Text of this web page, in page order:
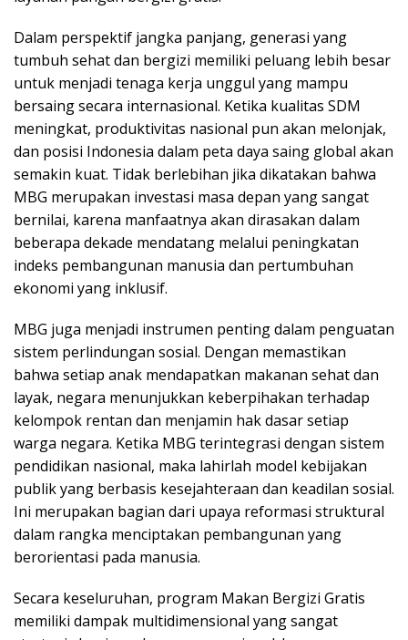
Dalam perspektif jangka panjang, generasi yang
tumbuh sehat dan bergizi memiliki peluang lebih besar
untuk menjadi tenaga kerja unggul yang mampu
bersaing secara internasional. Ketika kualitas SDM
meningkat, produktivitas nasional pun akan melonjak,
dan posisi Indonesia dalam peta daya saing global akan
semakin kuat. Tidak berlebihan jika dikatakan bahwa
MBG merupakan investasi masa depan yang sangat
bernilai, karena manfaatnya akan dirasakan dalam
beberapa dekade mendatang melalui peningkatan
indeks pembangunan manusia dan pertumbuhan
ekonomi yang inklusif.
MBG juga menjadi instrumen penting dalam penguatan
sistem perlindungan sosial. Dengan memastikan
bahwa setiap anak mendapatkan makanan sehat dan
layak, negara menunjukkan keberpihakan terhadap
kelompok rentan dan menjamin hak dasar setiap
warga negara. Ketika MBG terintegrasi dengan sistem
pendidikan nasional, maka lahirlah model kebijakan
publik yang berbasis kesejahteraan dan keadilan sosial.
Ini merupakan bagian dari upaya reformasi struktural
dalam rangka menciptakan pembangunan yang
berorientasi pada manusia.
Secara keseluruhan, program Makan Bergizi Gratis
memiliki dampak multidimensional yang sangat